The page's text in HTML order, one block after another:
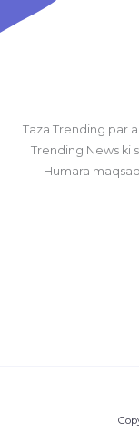
Taza Trending par
Trending News ki
Humara